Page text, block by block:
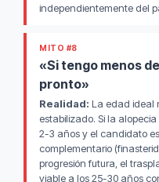
independientemente del
MITO #8
«Si tengo menos
pronto»
Realidad: La edad ideal
estabilizado. Si la
2-3 años y el candidato
complementario
progresión futura, el
viable a los 25-30 años